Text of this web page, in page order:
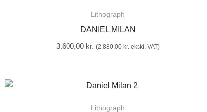
Lithograph
DANIEL MILAN
3.600,00 kr. (2.880,00 kr.ekskl. VAT)
Lithograph